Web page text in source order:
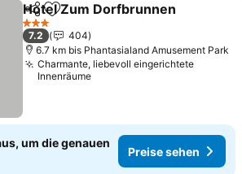
TeilenZu Favoriten hinzufügen
Hotel Zum Dorfbrunnen
3 Sterne
7.2
404
6.7 km bis Phantasialand Amusement Park
Charmante, liebevoll eingerichtete
Innenräume
um die genauen
Preise sehen